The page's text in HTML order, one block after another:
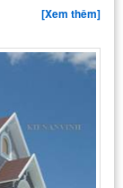
[Xem thêm]